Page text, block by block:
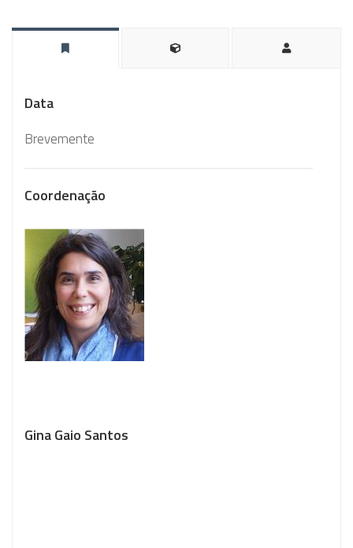
Data
Brevemente
Coordenação
Gina Gaio Santos